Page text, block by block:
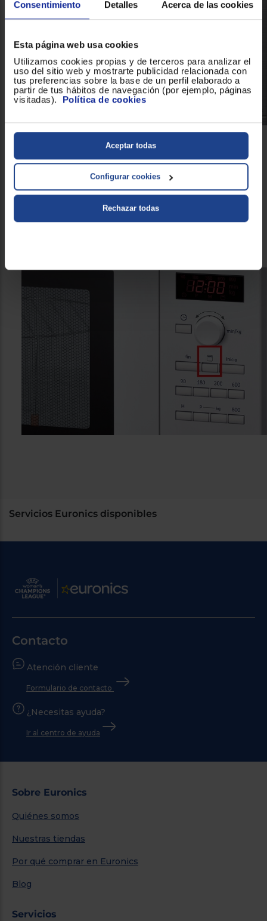
Consentimiento Detalles Acerca de las cookies
Esta página web usa cookies
Utilizamos cookies propias y de terceros para analizar el
uso del sitio web y mostrarte publicidad relacionada con
tus preferencias sobre la base de un perfil elaborado a
partir de tus hábitos de navegación (por ejemplo, páginas
visitadas). Política de cookies
Aceptar todas
Configurar cookies
Rechazar todas
Alimentos totalmente crujientes
Con tan solo utilizar elgrill simultáneoque proporciona
Microondas Balay 3CG6142X3
se consigue dar a los
alimentos un toque dorado mientras se cocinan. Esta función
utiliza simultáneamente el grill junto a la potencia de cocción de
Microondas, de esta forma se logra el calentamiento y un
aspecto dorado y crujiente de la comida. Por lo que con tan
solo utilizar esta función vas a poder disfrutar de unos platos
Servicios Euronics disponibles
Contacto
Atención cliente
Formulario de contacto
¿Necesitas ayuda?
Ir al centro de ayuda
Sobre Euronics
Quiénes somos
Nuestras tiendas
Por qué comprar en Euronics
Blog
Servicios